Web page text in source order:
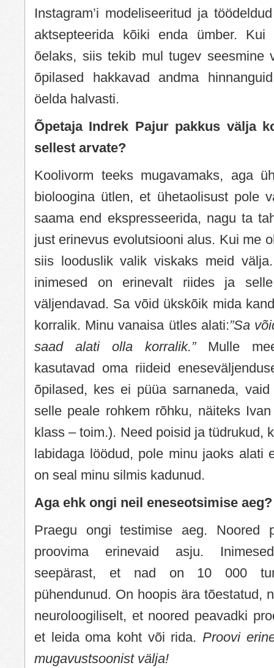
Instagram’i modeliseeritud ja
aktsepteerida kõiki enda ümber.
õelaks, siis tekib mul tugev seesmine
õpilased hakkavad andma
öelda halvasti.
Õpetaja Indrek Pajur pakkus välja
sellest arvate?
Koolivorm teeks mugavamaks, aga
bioloogina ütlen, et ühetaolisust pole
saama end ekspresseerida, nagu ta
just erinevus evolutsiooni alus. Kui me
siis looduslik valik viskaks meid
inimesed on erinevalt riides ja
väljendavad. Sa võid ükskõik mida
korralik. Minu vanaisa ütles alati:”Sa
saad alati olla korralik.” Mulle
kasutavad oma riideid
õpilased, kes ei püüa sarnaneda,
selle peale rohkem rõhku, näiteks
klass – toim.). Need poisid ja tüdrukud,
labidaga löödud, pole minu jaoks alati
on seal minu silmis kadunud.
Aga ehk ongi neil eneseotsimise aeg?
Praegu ongi testimise aeg. Noored
proovima erinevaid asju.
seepärast, et nad on 10 000
pühendunud. On hoopis ära tõestatud,
neuroloogiliselt, et noored peavadki
et leida oma koht või rida. Proovi
mugavustsoonist välja!